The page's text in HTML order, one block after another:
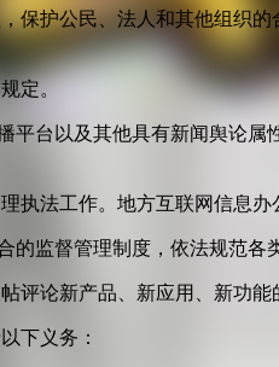
保护公民、法人和其他组织
定。
台以及其他具有新闻舆论
执法工作。地方互联网信息
监督管理制度，依法规范各
评论新产品、新应用、新功
下义务：